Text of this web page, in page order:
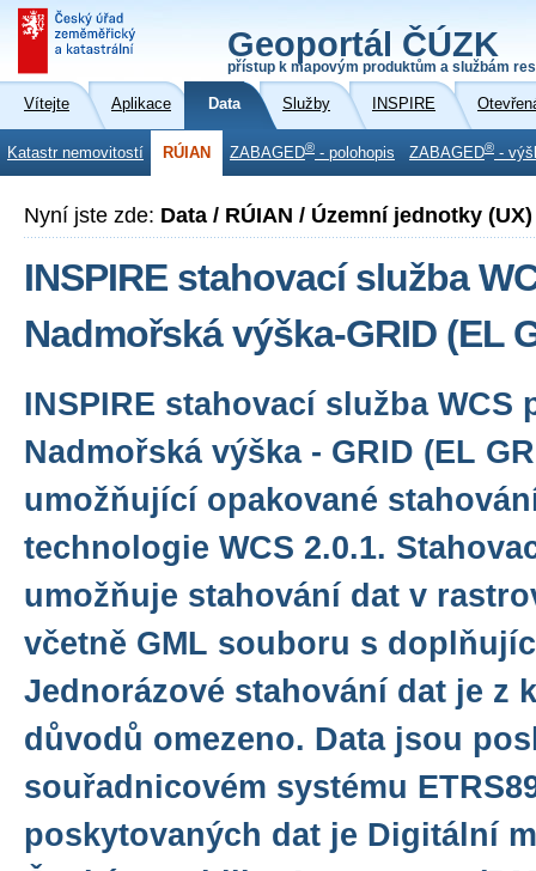
Geoportál ČÚZK
přístup k mapovým produktům a službám
Vítejte Aplikace Data Služby INSPIRE
Katastr nemovitostí RÚIAN ZABAGED® - polohopis ZABAGED® -
Nyní jste zde: Data / RÚIAN / Územní jednotky (UX)
INSPIRE stahovací služba
Nadmořská výška-GRID (EL
INSPIRE stahovací služba WCS
Nadmořská výška - GRID (EL
umožňující opakované
technologie WCS 2.0.1.
umožňuje stahování dat v
včetně GML souboru s
Jednorázové stahování dat je z
důvodů omezeno. Data jsou
souřadnicovém systému
poskytovaných dat je Digitální